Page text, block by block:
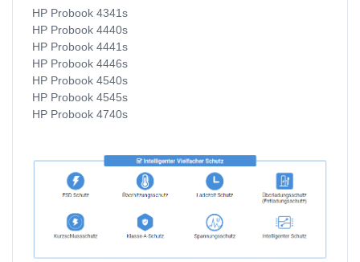
HP Probook 4341s
HP Probook 4440s
HP Probook 4441s
HP Probook 4446s
HP Probook 4540s
HP Probook 4545s
HP Probook 4740s